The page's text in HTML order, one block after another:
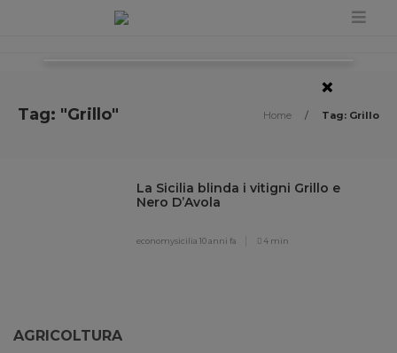
Tag: "Grillo" Home / Tag: Grillo
La Sicilia blinda i vitigni Grillo e
Nero D’Avola
economysicilia10 anni fa 4 min
AGRICOLTURA
×